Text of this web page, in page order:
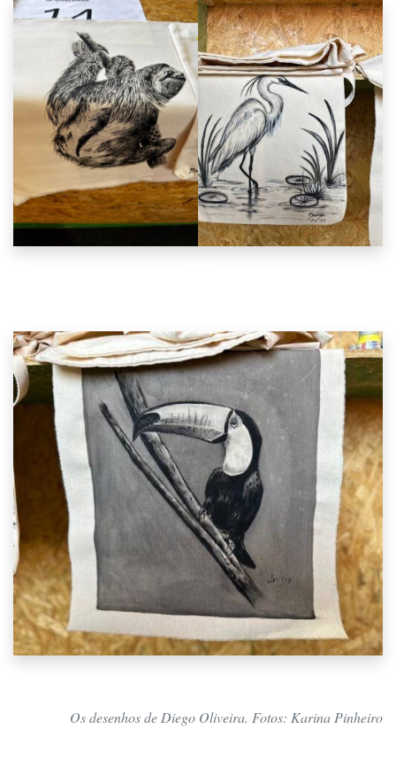
Os desenhos de Diego Oliveira. Fotos: Karina Pinheiro